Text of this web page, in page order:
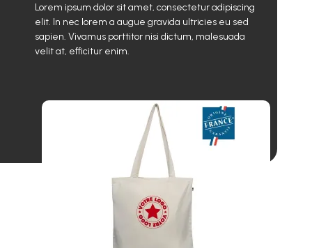
Lorem ipsum dolor sit amet, consectetur adipiscing
elit. In nec lorem a augue gravida ultricies eu sed
sapien. Vivamus porttitor nisi dictum, malesuada
velit at, efficitur enim.